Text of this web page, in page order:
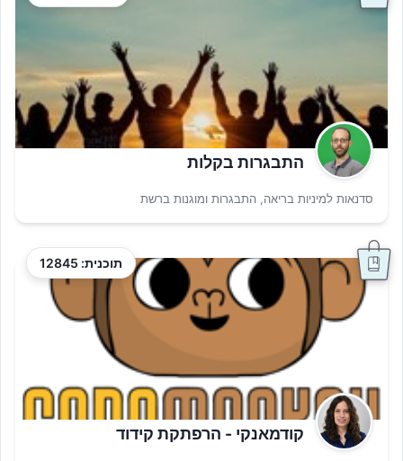
התבגרות בקלות
סדנאות למיניות בריאה, התבגרות ומוגנות ברשת
תוכנית: 12845
קודמאנקי - הרפתקת קידוד